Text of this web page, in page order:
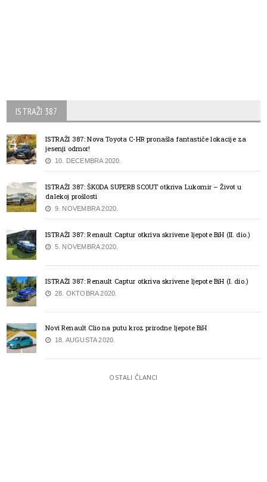
ISTRAŽI 387
ISTRAŽI 387: Nova Toyota C-HR pronašla fantastiče lokacije za
jesenji odmor!
10. DECEMBRA 2020.
ISTRAŽI 387: ŠKODA SUPERB SCOUT otkriva Lukomir – Život u
dalekoj prošlosti
9. NOVEMBRA 2020.
ISTRAŽI 387: Renault Captur otkriva skrivene ljepote BiH (II. dio.)
5. NOVEMBRA 2020.
ISTRAŽI 387: Renault Captur otkriva skrivene ljepote BiH (I. dio.)
28. OKTOBRA 2020.
Novi Renault Clio na putu kroz prirodne ljepote BiH
18. AUGUSTA 2020.
OSTALI ČLANCI